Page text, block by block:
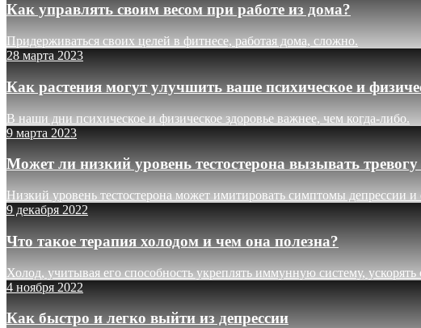
Как управлять своим весом при работе из дома?
Придерживаться своих целей в фитнесе, работая дома, сложно.
28 марта 2023
Как растения могут улучшить ваше психическое и
В наши дни психическое и физическое здоровье важнее, чем когда-либо.
9 марта 2023
Может ли низкий уровень тестостерона вызывать
Низкий уровень тестостерона может имитировать симптомы депрессии и
9 декабря 2022
Что такое терапия холодом и чем она полезна?
Холод, учитывая его способность укреплять иммунную систему, ускорять
4 ноября 2022
Как быстро и легко выйти из депрессии